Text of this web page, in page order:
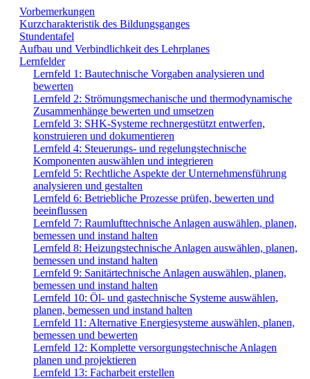
Vorbemerkungen
Kurzcharakteristik des Bildungsganges
Stundentafel
Aufbau und Verbindlichkeit des Lehrplanes
Lernfelder
Lernfeld 1: Bautechnische Vorgaben analysieren und
bewerten
Lernfeld 2: Strömungsmechanische und thermodynamische
Zusammenhänge bewerten und umsetzen
Lernfeld 3: SHK-Systeme rechnergestützt entwerfen,
konstruieren und dokumentieren
Lernfeld 4: Steuerungs- und regelungstechnische
Komponenten auswählen und integrieren
Lernfeld 5: Rechtliche Aspekte der Unternehmensführung
analysieren und gestalten
Lernfeld 6: Betriebliche Prozesse prüfen, bewerten und
beeinflussen
Lernfeld 7: Raumlufttechnische Anlagen auswählen, planen,
bemessen und instand halten
Lernfeld 8: Heizungstechnische Anlagen auswählen, planen,
bemessen und instand halten
Lernfeld 9: Sanitärtechnische Anlagen auswählen, planen,
bemessen und instand halten
Lernfeld 10: Öl- und gastechnische Systeme auswählen,
planen, bemessen und instand halten
Lernfeld 11: Alternative Energiesysteme auswählen, planen,
bemessen und bewerten
Lernfeld 12: Komplette versorgungstechnische Anlagen
planen und projektieren
Lernfeld 13: Facharbeit erstellen